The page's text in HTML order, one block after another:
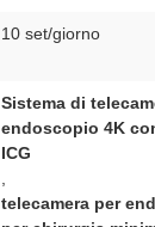
10 set/giorno
Sistema di
endoscopio 4K
ICG
telecamera per